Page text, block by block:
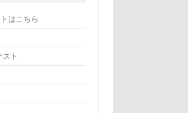
はこちら
スト